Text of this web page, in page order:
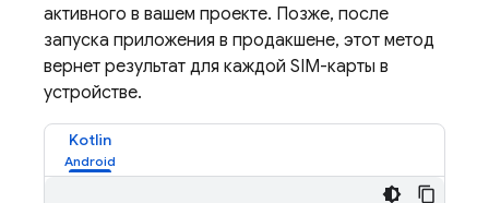
активного в вашем проекте. Позже, после
запуска приложения в продакшене, этот метод
вернет результат для каждой SIM-карты в
устройстве.
Kotlin